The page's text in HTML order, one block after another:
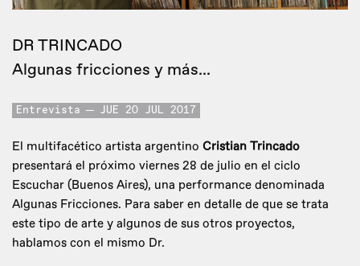
DR TRINCADO
Algunas fricciones y más...
Entrevista JUE 20 JUL 2017
El multifacético artista argentino Cristian Trincado
presentará el próximo viernes 28 de julio en el ciclo
Escuchar (Buenos Aires), una performance denominada
Algunas Fricciones. Para saber en detalle de que se trata
este tipo de arte y algunos de sus otros proyectos,
hablamos con el mismo Dr.